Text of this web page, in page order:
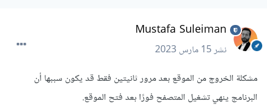
Mustafa Suleiman
نشر15 مارس 2023
مشكلة الخروج من الموقع بعد مرور ثانيتين فقط قد يكون سببها أن
البرنامج ينهي تشغيل المتصفح فورًا بعد فتح الموقع.